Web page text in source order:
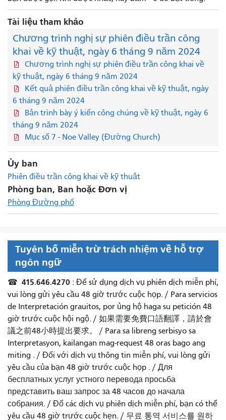
Tài liệu tham khảo
Chương trình nghị sự phiên điều trần công
khai về kỹ thuật, ngày 6 tháng 9 năm 2024
Chương trình nghị sự phiên điều trần công khai về
kỹ thuật, ngày 6 tháng 9 năm 2024
Kết quả phiên điều trần công khai về kỹ thuật, ngày
6 tháng 9 năm 2024
Bản trình bày ý kiến ​​công chúng về kỹ thuật, ngày 6
tháng 9 năm 2024
Mục số 7 - Noe Valley (Đường Church)
Ủy ban
Phiên điều trần công khai về kỹ thuật
Phòng ban, Ban hoặc Đơn vị
Phòng Đường phố
Tuyên bố miễn trừ trách nhiệm về hỗ trợ
ngôn ngữ
☎ 415.646.4270 : Để sử dụng dịch vụ phiên dịch miễn phí,
vui lòng gửi yêu cầu 48 giờ trước cuộc họp. / Para servicios
de Interpretación grauitos, por ủng hộ haga su petición 48
giờ trước cuộc hội ngộ. / 如果需要免費口語翻譯，請於會
議之前48小時提出要求。 / Para sa libreng serbisyo sa
Interpretasyon, kailangan mag-request 48 oras bago ang
miting . / Đối với dịch vụ thông tin miễn phí, vui lòng gửi
yêu cầu của bạn 48 giờ trước cuộc họp . / Для
бесплатных услуг устного перевода просьба
представить ваш запрос за 48 часов до начала
собрания. / Đổ các dịch vụ phiên dịch miễn phí, bạn có thể
yêu cầu 48 giờ trước cuộc hẹn. / 무료 통역 서비스를 원하